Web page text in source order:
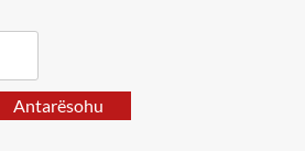
Antarësohu